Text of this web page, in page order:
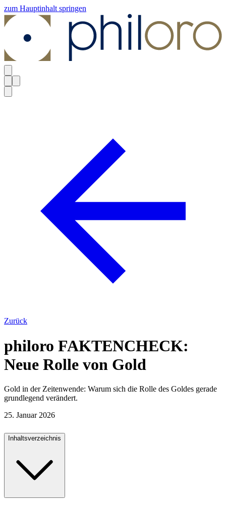
zum Hauptinhalt springen
Zurück
philoro FAKTENCHECK:
Neue Rolle von Gold
Gold in der Zeitenwende: Warum sich die Rolle des Goldes gerade
grundlegend verändert.
25. Januar 2026
Inhaltsverzeichnis